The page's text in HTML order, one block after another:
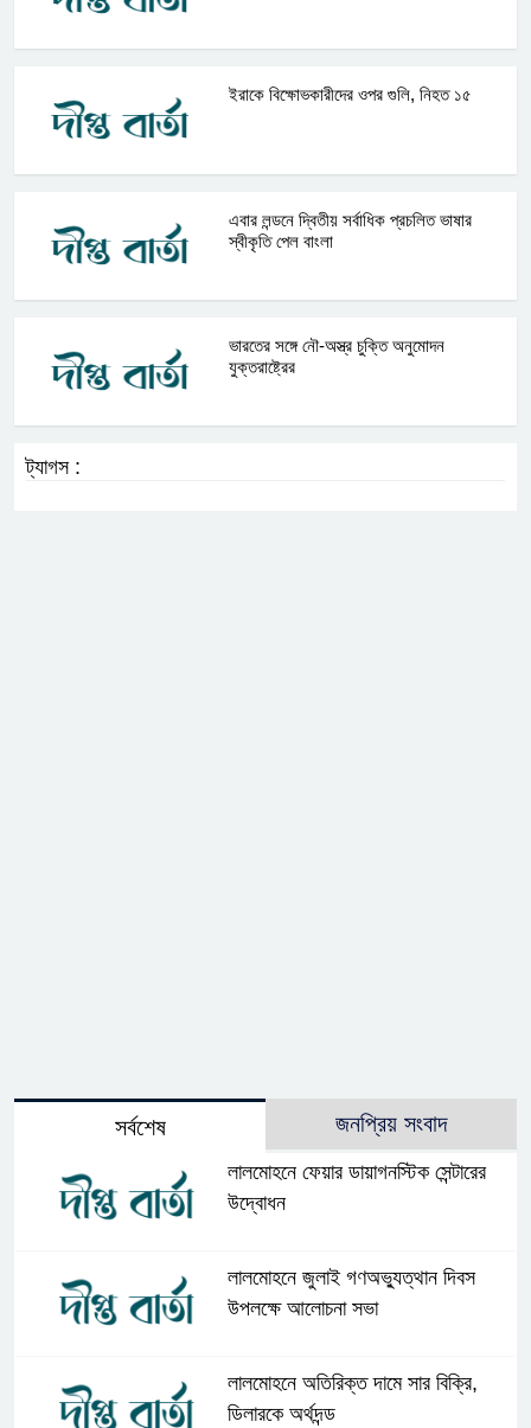
ইরাকে বিক্ষোভকারীদের ওপর গুলি, নিহত ১৫
এবার লন্ডনে দ্বিতীয় সর্বাধিক প্রচলিত ভাষার
স্বীকৃতি পেল বাংলা
ভারতের সঙ্গে নৌ-অস্ত্র চুক্তি অনুমোদন
যুক্তরাষ্ট্রের
ট্যাগস :
সর্বশেষ জনপ্রিয় সংবাদ
লালমোহনে ফেয়ার ডায়াগনস্টিক সেন্টারের
উদ্বোধন
লালমোহনে জুলাই গণঅভ্যুত্থান দিবস
উপলক্ষে আলোচনা সভা
লালমোহনে অতিরিক্ত দামে সার বিক্রি,
ডিলারকে অর্থদন্ড